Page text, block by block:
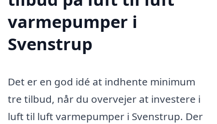
varmepumper i
Svenstrup
Det er en god idé at indhente minimum
tre tilbud, når du overvejer at investere i
luft til luft varmepumper i Svenstrup. Der